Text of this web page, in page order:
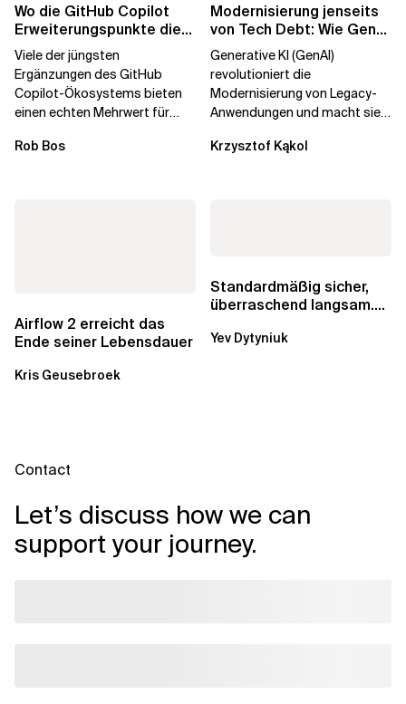
Wo die GitHub Copilot
Erweiterungspunkte die
Governance brechen
Viele der jüngsten
Ergänzungen des GitHub
Copilot-Ökosystems bieten
einen echten Mehrwert für
aber auch die...
Rob Bos
Modernisierung jenseits
von Tech Debt: Wie GenAI
die
Generative KI (GenAI)
revolutioniert die
Modernisierung von Legacy-
Anwendungen und macht sie
Durch die Automatisierung...
Krzysztof Kąkol
Airflow 2 erreicht das
Ende seiner Lebensdauer
Kris Geusebroek
Standardmäßig sicher,
überraschend langsam.
über die RDS...
Yev Dytyniuk
Contact
Let’s discuss how we can
support your journey.